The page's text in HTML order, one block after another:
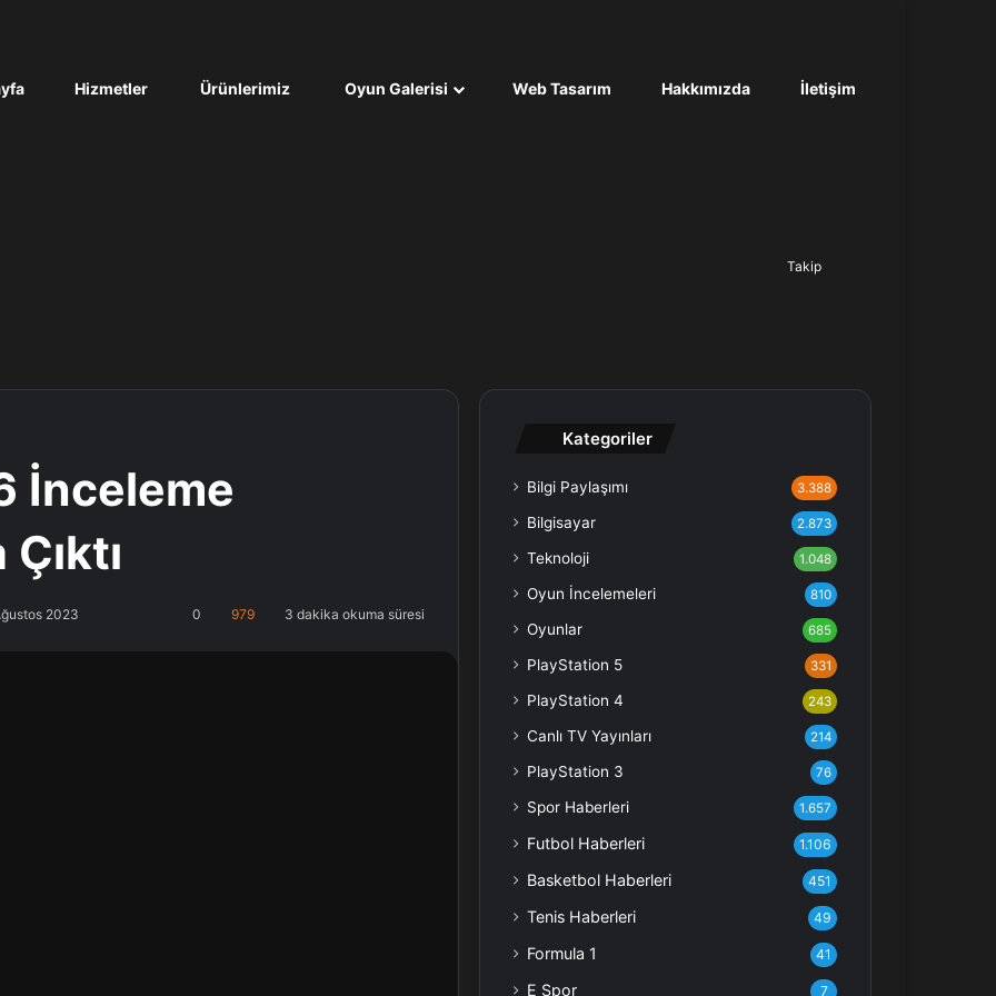
Hizmetler Ürünlerimiz Oyun Galerisi Web Tasarım Hakkımızda İletişim
Takip
İnceleme
2023 0 979 3 dakika okuma süresi
Kategoriler
Bilgi Paylaşımı 3.388
Bilgisayar 2.873
Teknoloji 1.048
Oyun İncelemeleri 810
Oyunlar 685
PlayStation 5 331
PlayStation 4 243
Canlı TV Yayınları 214
PlayStation 3 76
Spor Haberleri 1.657
Futbol Haberleri 1.106
Basketbol Haberleri 451
Tenis Haberleri 49
Formula 1 41
E Spor 7